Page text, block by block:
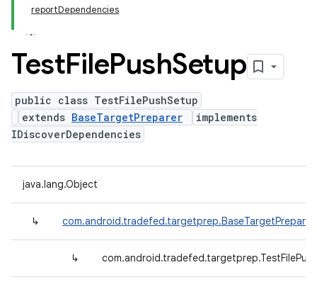
reportDependencies
TestFilePushSetup
public class TestFilePushSetup
extends BaseTargetPreparer
implements
IDiscoverDependencies
java.lang.Object
↳ com.android.tradefed.targetprep.BaseTargetPreparer
↳